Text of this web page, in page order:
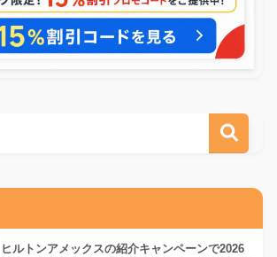
ヒルトンアメックスの紹介キャンペーンで2026